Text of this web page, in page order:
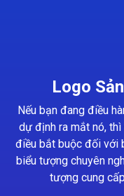
Logo
Nếu bạn đang điều
dự định ra mắt nó,
điều bắt buộc đối với
biểu tượng chuyên
tượng cung